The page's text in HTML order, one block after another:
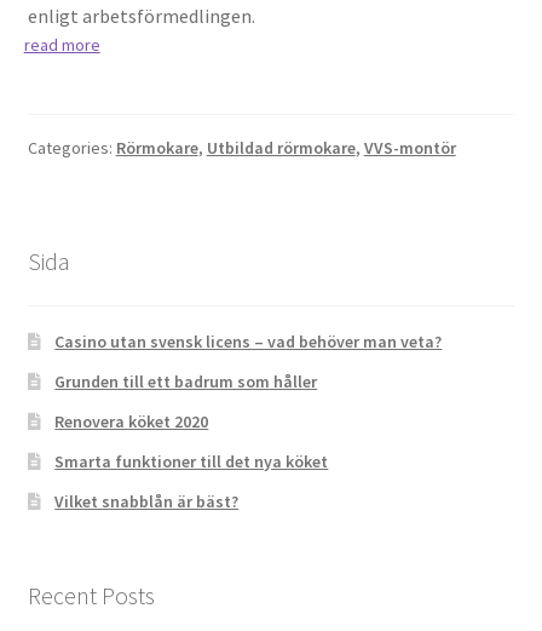
enligt arbetsförmedlingen.
read more
Categories: Rörmokare, Utbildad rörmokare, VVS-montör
Sida
Casino utan svensk licens – vad behöver man veta?
Grunden till ett badrum som håller
Renovera köket 2020
Smarta funktioner till det nya köket
Vilket snabblån är bäst?
Recent Posts